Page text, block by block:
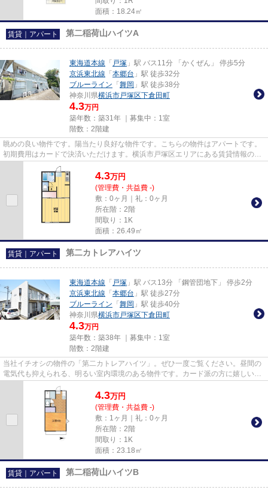
面積：18.24㎡
賃貸｜アパート 第二稲荷山ハイツA
東海道本線 「 戸塚 」駅 バス11分 「かくぜん」 停歩5分
京浜東北線 「 本郷台 」駅 徒歩32分
ブルーライン 「 舞岡 」駅 徒歩38分
神奈川県横浜市戸塚区下倉田町
4.3万円
築年数：築31年 ｜募集中： 1室
階数：2階建
眺めの良い物件です。陽当たり良好な物件です。こちらの物件はアパートです。
初期費用はカードで決済いただけます。横浜市戸塚区エリアにある賃貸情報のこ
となら、地域に密着した当社...
4.3万円
(管理費・共益費 -)
敷：0ヶ月｜礼：0ヶ月
所在階：2階
間取り：1K
面積：26.49㎡
賃貸｜アパート 第二カトレアハイツ
東海道本線 「 戸塚 」駅 バス13分 「鋼管団地下」 停歩2分
京浜東北線 「 本郷台 」駅 徒歩27分
ブルーライン 「 舞岡 」駅 徒歩40分
神奈川県横浜市戸塚区下倉田町
4.3万円
築年数：築38年 ｜募集中： 1室
階数：2階建
当社イチオシの物件の「第二カトレアハイツ」。ぜひ一度ご覧ください。昼間の
電気代も抑えられる、明るい室内環境のある物件です。カード派の方に嬉しい。
4.3万円
(管理費・共益費 -)
敷：1ヶ月｜礼：0ヶ月
所在階：2階
間取り：1K
面積：23.18㎡
賃貸｜アパート 第二稲荷山ハイツB